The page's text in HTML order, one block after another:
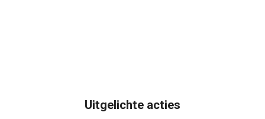
Uitgelichte acties